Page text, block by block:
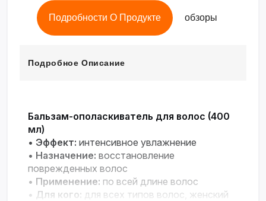
Подробности О Продукте обзоры
Подробное Описание
Бальзам-ополаскиватель для волос (400
мл)
• Эффект: интенсивное увлажнение
• Назначение: восстановление
поврежденных волос
• Применение: по всей длине волос
• Для кого: для всех типов волос, женский